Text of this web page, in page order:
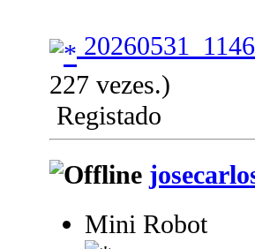
227 vezes.)
Registado
Mini Robot